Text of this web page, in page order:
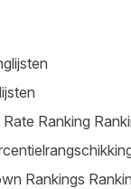
Ranking
Rankings